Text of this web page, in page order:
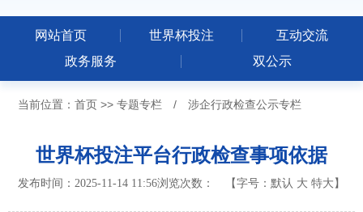
网站首页 世界杯投注
互动交流
政务服务
双公示
当前位置： 首页>> 专题专栏 / 涉企行政检查公示专栏
世界杯投注平台行政检查事项依据
发布时间：2025-11-14 11:56浏览次数： 【字号： 默认 大 特大 】